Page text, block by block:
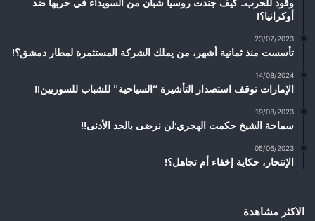
وقود للحرب.. كيف جندت روسيا شبان من السويداء في حربها ضد
أوكرانيا؟!
23/07/2023
تأسست منذ ثمانية أشهر، من يملك الشركة المستثمرة لمطار دمشق؟!
14/08/2024
الإمارات توقف استصدار التأشيرة “السياحية” للشباب للسوريين!!
19/08/2023
سماحة الشيخ حكمت الهجري:لن نرضى بالحد الأدنى!!
05/06/2023
الإنتحار، حكاية إخفاء أم تجاهل؟!
الاكثر مشاهدة